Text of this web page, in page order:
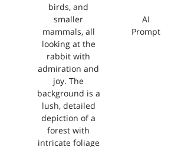
AI
Prompt
birds, and
smaller
mammals, all
looking at the
rabbit with
admiration and
joy. The
background is a
lush, detailed
depiction of a
forest with
intricate foliage